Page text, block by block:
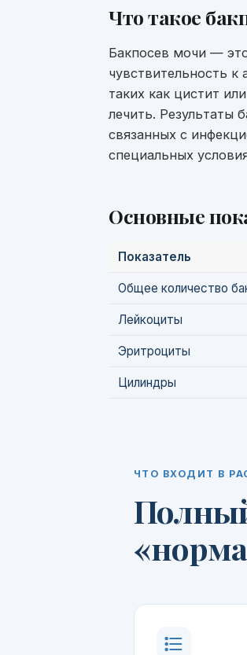
Что такое
Бакпосев мочи —
чувствительность
таких как цистит
лечить. Результаты
связанных с
специальных
Основные
Показатель
Общее количество
Лейкоциты
Эритроциты
Цилиндры
ЧТО ВХОДИТ В